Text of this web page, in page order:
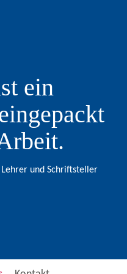
ein
und Schriftsteller